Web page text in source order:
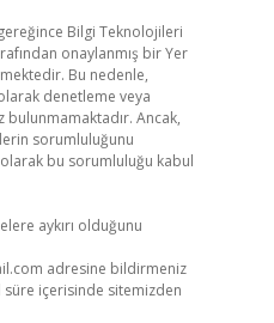
Bilgi Teknolojileri
onaylanmış bir Yer
Bu nedenle,
denetleme veya
bulunmamaktadır. Ancak,
sorumluluğunu
bu sorumluluğu kabul
aykırı olduğunu
adresine bildirmeniz
içerisinde sitemizden